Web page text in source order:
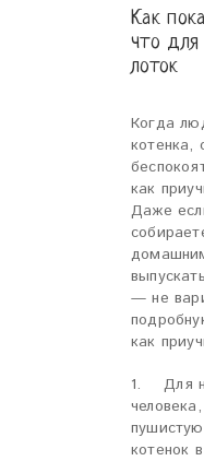
Как
что
лоток
Когда
котенка,
как
Даже
— не
как
1. Для
котенок